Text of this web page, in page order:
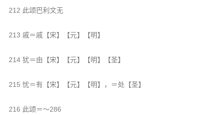
212 此颂巴利文无
213 戚＝戚【宋】【元】【明】
214 犹＝由【宋】【元】【明】【圣】
215 忧＝有【宋】【元】【明】，＝处【圣】
216 此颂＝～286